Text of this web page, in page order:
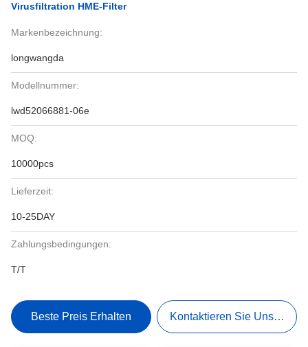
Virusfiltration HME-Filter
Markenbezeichnung:
longwangda
Modellnummer:
lwd52066881-06e
MOQ:
10000pcs
Lieferzeit:
10-25DAY
Zahlungsbedingungen:
T/T
Beste Preis Erhalten Kontaktieren Sie Uns Jetzt